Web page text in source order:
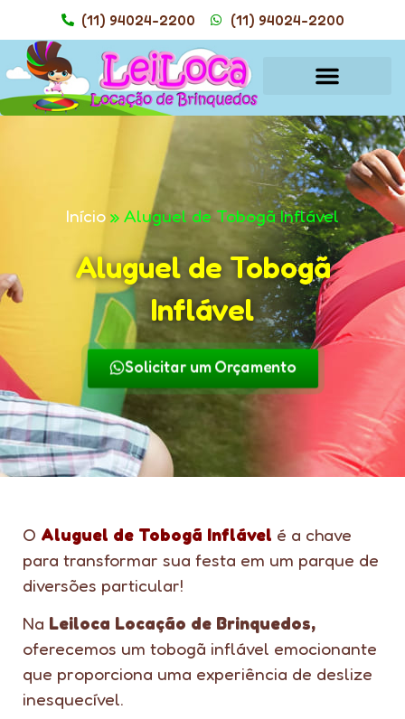
(11) 94024-2200 (11) 94024-2200
Início » Aluguel de Tobogã Inflável
Aluguel de Tobogã
Inflável
Solicitar um Orçamento
O Aluguel de Tobogã Inflável é a chave
para transformar sua festa em um parque de
diversões particular!
Na Leiloca Locação de Brinquedos,
oferecemos um tobogã inflável emocionante
que proporciona uma experiência de deslize
inesquecível.